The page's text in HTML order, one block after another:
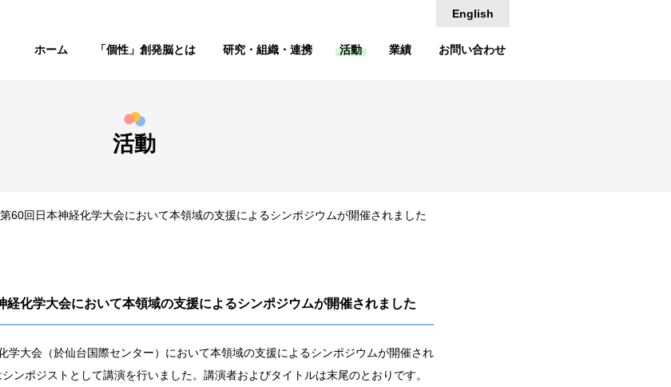
ホーム 「個性」創発脳とは 研究・組織・連携 活動 業績 お問い合わせ
English
活動
60回日本神経化学大会において本領域の支援によるシンポジウムが開催されました
経化学大会において本領域の支援によるシンポジウムが開催されました
学大会（於仙台国際センター）において本領域の支援によるシンポジウムが開催され
ンポジストとして講演を行いました。講演者およびタイトルは末尾のとおりです。